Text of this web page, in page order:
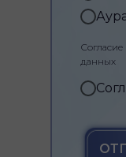
данных